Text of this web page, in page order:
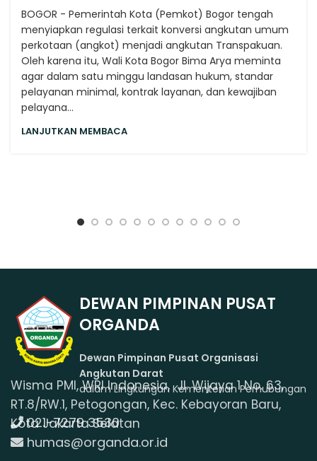
BOGOR - Pemerintah Kota (Pemkot) Bogor tengah
menyiapkan regulasi terkait konversi angkutan umum
perkotaan (angkot) menjadi angkutan Transpakuan.
Oleh karena itu, Wali Kota Bogor Bima Arya meminta
agar dalam satu minggu landasan hukum, standar
pelayanan minimal, kontrak layanan, dan kewajiban
pelayana...
LANJUTKAN MEMBACA
DEWAN PIMPINAN PUSAT
ORGANDA
Dewan Pimpinan Pusat Organisasi
Angkutan Darat
dalam Lingkungan Kementerian Perhubungan
Wisma PMI, WRI Indonesia, Jl. Wijaya 1 No. 63,
RT.8/RW.1, Petogongan, Kec. Kebayoran Baru,
Kota Jakarta Selatan
021-7279 3530
humas@organda.or.id